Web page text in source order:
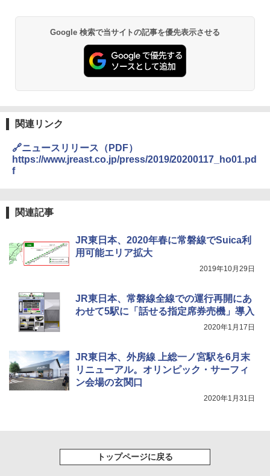
A09 地球の歩き方 イタリア 2026～2027 地
球の歩き方A ヨーロッパ
￥2,479
新しい日本地理 地図・統計・移動から読み
￥6,831
PYKES PEAK (パイクスピーク) 着替えテン
ト プライバシー テント 【中が透けない】 1
人用 折りたたみ 防災グッズ 災害用トイレ ビ
易 トイレテント (ブラック)
ENDLESS BASE 《めざましテレビで紹介》
テント ワンタッチ RENEW 幅200 2-3人用 43
広げるだけ パッとサッとテント ブラックコ
ーティング フルクローズ メッシュ 3-4人用
簡単設置 ポップアップテント エクルベージ
[キャンパーズコレクション 山善] 傘みたいに
広げるだけ パッとサッとテント キューブワ
ッシュ 4人用 簡単設置 ポップアップテント P
ATCW-150B エクルベージュ
￥-
-08EX カーキ ソロキャンプ ポリエステル フ
レーム テント
￥2,980
r Foundation コラボ Aフレーム メンズ レデ
ィース 帽子 スナップバック a-frame 9フォー
ティー男女兼用ユニセックス 夏用 日除けUV
熊撃退スプレー 熊よけスプレー 熊スプレー
【日本企業販売】超強力クマ対策スプレー 30
秒）射程5～10m 安全ロック搭載 携帯収納袋
付き ヒグマ・イノシシ対策 自治体・教育機
関の購入実績 登山・キャンプ・アウトドア・
防災用品 長期保存可能 緊急時用 日本国内発
Google 検索で当サイトの記事を優先表示させる
関連リンク
🔗ニュースリリース（PDF）
https://www.jreast.co.jp/press/2019/20200117_ho01.pd
f
関連記事
JR東日本、2020年春に常磐線でSuica利
用可能エリア拡大
2019年10月29日
JR東日本、常磐線全線での運行再開にあ
わせて5駅に「話せる指定席券売機」導入
2020年1月17日
JR東日本、外房線 上総一ノ宮駅を6月末
リニューアル。オリンピック・サーフィ
ン会場の玄関口
2020年1月31日
トップページに戻る